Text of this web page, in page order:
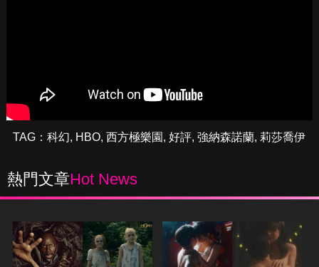
TAG： 科幻, HBO, 西方極樂園 , 好評, 強納森諾蘭, 莉莎喬伊
熱門文章Hot News